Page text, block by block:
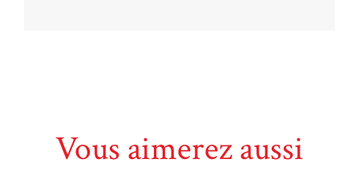
Vous aimerez aussi